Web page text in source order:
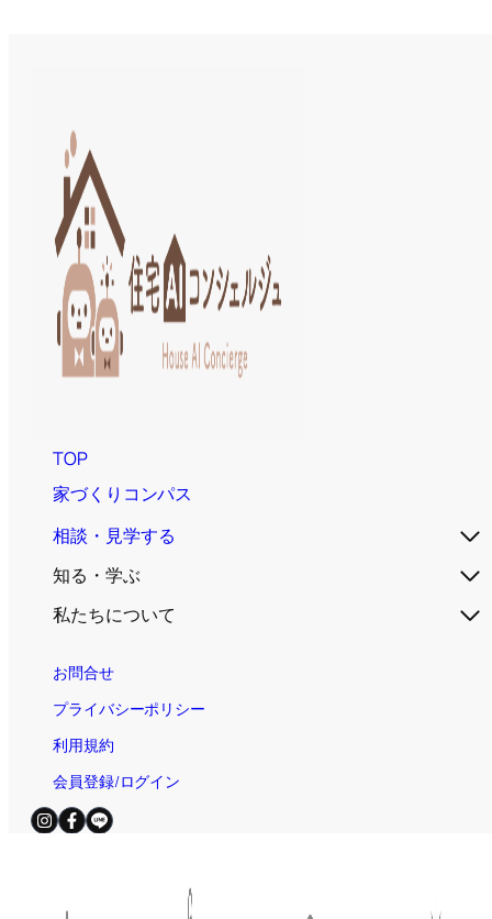
TOP
家づくりコンパス
相談・見学する
知る・学ぶ
私たちについて
お問合せ
プライバシーポリシー
利用規約
会員登録/ログイン
電話お問合せ（無料）
平日・土日祝 / 9:00～19:00